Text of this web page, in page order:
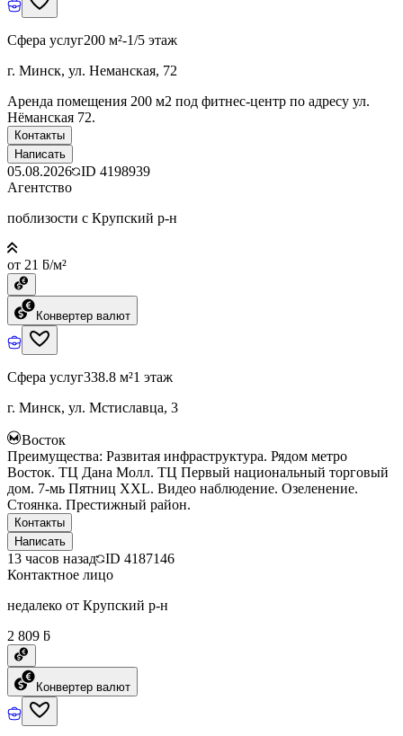
Сфера услуг200 м²-1/5 этаж
г. Минск, ул. Неманская, 72
Аренда помещения 200 м2 под фитнес-центр по адресу ул.
Нёманская 72.
Контакты
Написать
05.08.2026 ID 4198939
Агентство
поблизости с Крупский р-н
от 21 ƃ/м²
Конвертер валют
Сфера услуг338.8 м²1 этаж
г. Минск, ул. Мстиславца, 3
Восток
Преимущества: Развитая инфраструктура. Рядом метро
Восток. ТЦ Дана Молл. ТЦ Первый национальный торговый
дом. 7-мь Пятниц ХХL. Видео наблюдение. Озеленение.
Стоянка. Престижный район.
Контакты
Написать
13 часов назад ID 4187146
Контактное лицо
недалеко от Крупский р-н
2 809 ƃ
Конвертер валют